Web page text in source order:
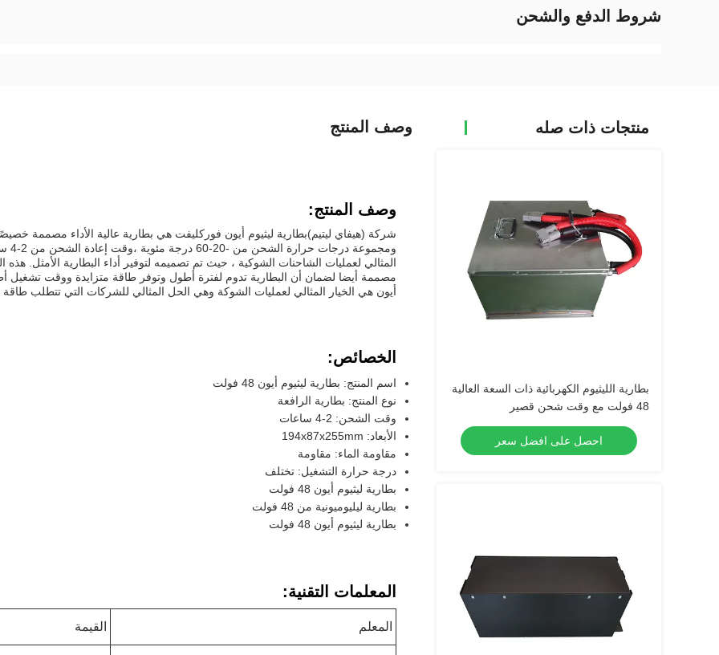
شروط الدفع والشحن
منتجات ذات صله
بطارية الليثيوم الكهربائية ذات السعة العالية
48 فولت مع وقت شحن قصير
احصل على افضل سعر
وصف المنتج
وصف المنتج:
شركة (هيفاي ليتيم)
المثالي لعمليات الشاحنات الشوكية ، حيث تم تصميمه لتوفير أداء البطارية الأمثل.
مصممة أيضا لضمان أن البطارية تدوم لفترة أطول وتوفر طاقة متزايدة ووقت تشغيل
أيون هي الخيار المثالي لعمليات الشوكة وهي الحل المثالي للشركات التي تتطلب طاقة
الخصائص:
اسم المنتج: بطارية ليثيوم أيون 48 فولت
نوع المنتج: بطارية الرافعة
وقت الشحن: 2-4 ساعات
الأبعاد: 194x87x255mm
مقاومة الماء: مقاومة
درجة حرارة التشغيل: تختلف
بطارية ليثيوم أيون 48 فولت
بطارية ليليوميونية من 48 فولت
بطارية ليثيوم أيون 48 فولت
المعلمات التقنية:
المعلم القيمة